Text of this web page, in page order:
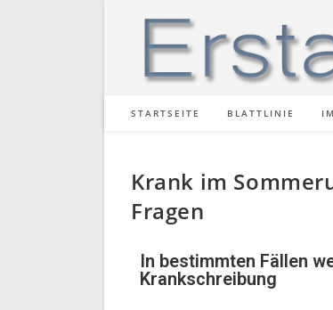
STARTSEITE BLATTLINIE
Krank im
Fragen
In bestimmten Fällen
Krankschreibung